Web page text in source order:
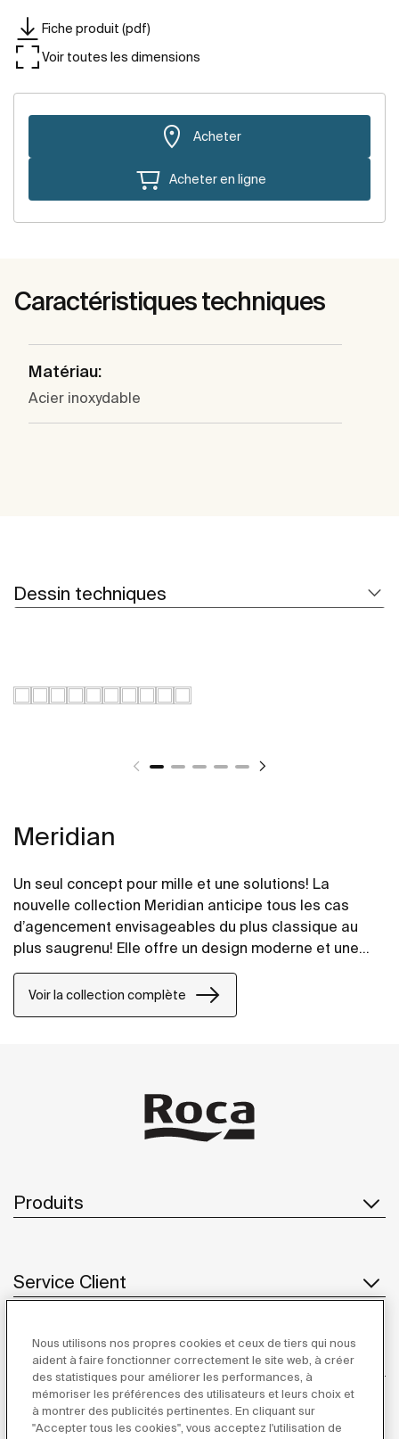
Fiche produit (pdf)
Voir toutes les dimensions
Acheter
Acheter en ligne
Caractéristiques techniques
Matériau:
Acier inoxydable
Dessin techniques
Meridian
Un seul concept pour mille et une solutions! La
nouvelle collection Meridian anticipe tous les cas
d’agencement envisageables du plus classique au
plus saugrenu! Elle offre un design moderne et une
grande fonctionnalité.
Voir la collection complète
Produits
Service Client
À propos de Roca
Nous utilisons nos propres cookies et ceux de tiers qui nous
aident à faire fonctionner correctement le site web, à créer
des statistiques pour améliorer les performances, à
mémoriser les préférences des utilisateurs et leurs choix et
à montrer des publicités pertinentes. En cliquant sur
"Accepter tous les cookies", vous acceptez l'utilisation de